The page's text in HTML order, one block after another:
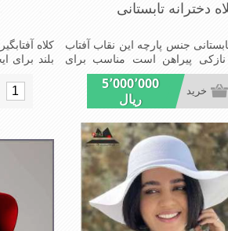
دخترانه تابستانی
جنس پارچه این نقاب آفتاب
پیراهن است مناسب برای
تابستانی محافظ خوبی برای
برابر نور خورشید بسیار سبک
5٬000٬000
ریال
خرید
کلاه
بلند برای
عرق گیر.